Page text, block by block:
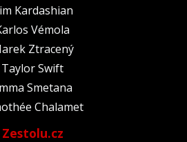
Kardashian
Vémola
Ztracený
Taylor Swift
Smetana
Chalamet
Zestolu.cz